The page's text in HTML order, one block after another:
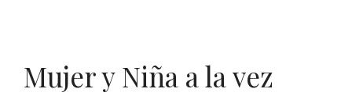
Mujer y Niña a la vez